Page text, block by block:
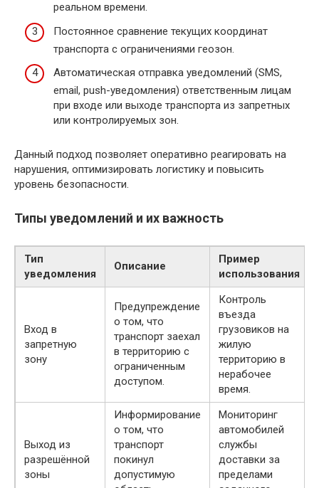
реальном времени.
Постоянное сравнение текущих координат
транспорта с ограничениями геозон.
Автоматическая отправка уведомлений (SMS,
email, push-уведомления) ответственным лицам
при входе или выходе транспорта из запретных
или контролируемых зон.
Данный подход позволяет оперативно реагировать на
нарушения, оптимизировать логистику и повысить
уровень безопасности.
Типы уведомлений и их важность
Тип
уведомления
Описание
Пример
использования
Вход в
запретную
зону
Предупреждение
о том, что
транспорт заехал
в территорию с
ограниченным
доступом.
Контроль
въезда
грузовиков на
жилую
территорию в
нерабочее
время.
Выход из
разрешённой
зоны
Информирование
о том, что
транспорт
покинул
допустимую
Мониторинг
автомобилей
службы
доставки за
пределами